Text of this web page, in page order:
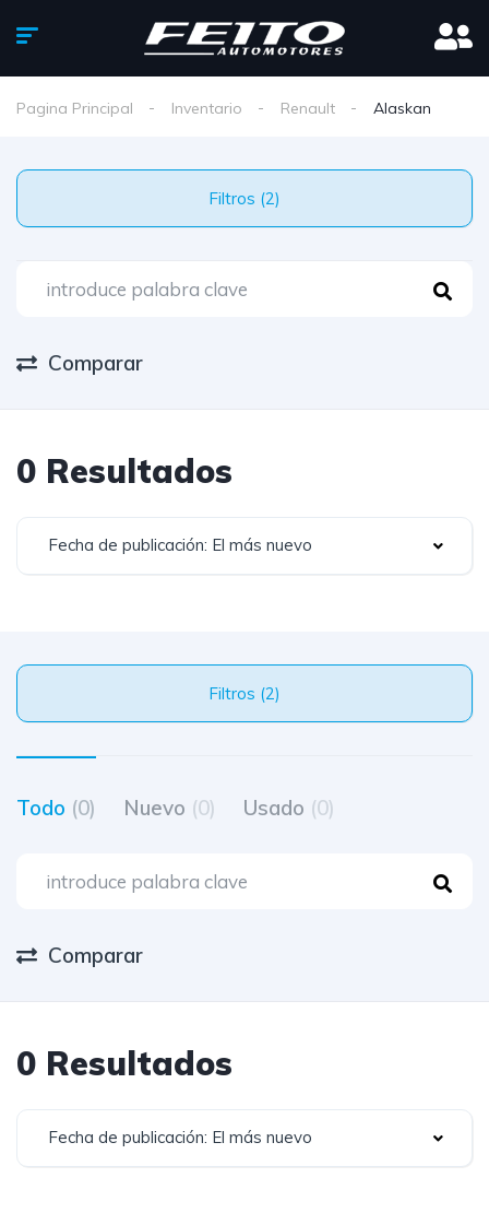
Pagina Principal Inventario Renault Alaskan
Filtros (2)
Comparar
0 Resultados
Fecha de publicación: El más nuevo
Filtros (2)
Todo (0) Nuevo (0) Usado (0)
Comparar
0 Resultados
Fecha de publicación: El más nuevo